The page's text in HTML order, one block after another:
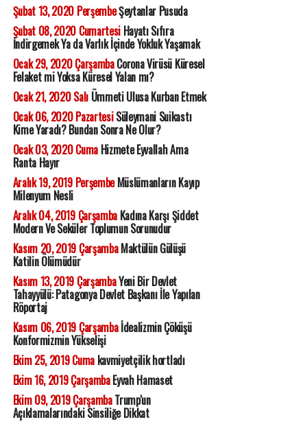
Şubat 13, 2020 PerşembeŞeytanlar Pusuda
Şubat 08, 2020 CumartesiHayatı Sıfıra
İndirgemek Ya da Varlık İçinde Yokluk Yaşamak
Ocak 29, 2020 ÇarşambaCorona Virüsü Küresel
Felaket mi Yoksa Küresel Yalan mı?
Ocak 21, 2020 SalıÜmmeti Ulusa Kurban Etmek
Ocak 06, 2020 PazartesiSüleymani Suikastı
Kime Yaradı? Bundan Sonra Ne Olur?
Ocak 03, 2020 CumaHizmete Eyvallah Ama
Ranta Hayır
Aralık 19, 2019 PerşembeMüslümanların Kayıp
Milenyum Nesli
Aralık 04, 2019 ÇarşambaKadına Karşı Şiddet
Modern Ve Seküler Toplumun Sorunudur
Kasım 20, 2019 ÇarşambaMaktülün Gülüşü
Katilin Ölümüdür
Kasım 13, 2019 ÇarşambaYeni Bir Devlet
Tahayyülü: Patagonya Devlet Başkanı İle Yapılan
Röportaj
Kasım 06, 2019 Çarşambaİdealizmin Çöküşü
Konformizmin Yükselişi
Ekim 25, 2019 Cumakavmiyetçilik hortladı
Ekim 16, 2019 ÇarşambaEyvah Hamaset
Ekim 09, 2019 ÇarşambaTrump'un
Açıklamalarındaki Sinsiliğe Dikkat